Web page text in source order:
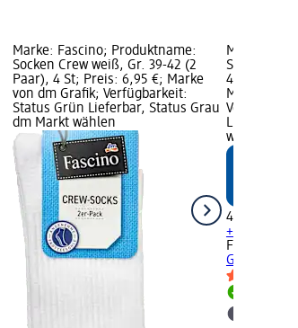
Marke: Fascino; Produktname:
Socken Crew weiß, Gr. 39-42 (2
Paar), 4 St; Preis: 6,95 €; Marke
von dm Grafik; Verfügbarkeit:
Status Grün Lieferbar, Status Grau
dm Markt wählen
Marke:
Sneaker
42 (2
Marke von
Lieferbar,
wählen
4,45 €
+ 4 weitere
Fascino
Gr. 39 - 42